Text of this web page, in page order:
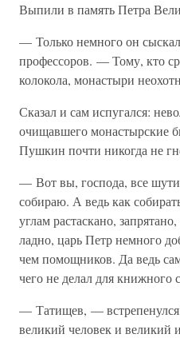
Выпили в память Петра
— Только немного он
профессоров. — Тому, кто
колокола, монастыри
Сказал и сам испугался:
очищавшего монастырские
Пушкин почти никогда не
— Вот вы, господа, все
собираю. А ведь как
углам растаскано,
ладно, царь Петр немного
чем помощников. Да ведь
чего не делал для книжного
— Татищев, —
великий человек и великий